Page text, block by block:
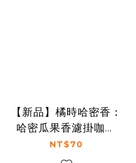
【新品】橘時哈密香：
哈密瓜果香濾掛咖啡
(1入)
NT$70